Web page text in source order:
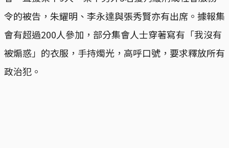
令的被告，朱耀明、李永達與張秀賢亦有出席。據報集
會有超過200人參加，部分集會人士穿著寫有「我沒有
被煽惑」的衣服，手持燭光，高呼口號，要求釋放所有
政治犯。